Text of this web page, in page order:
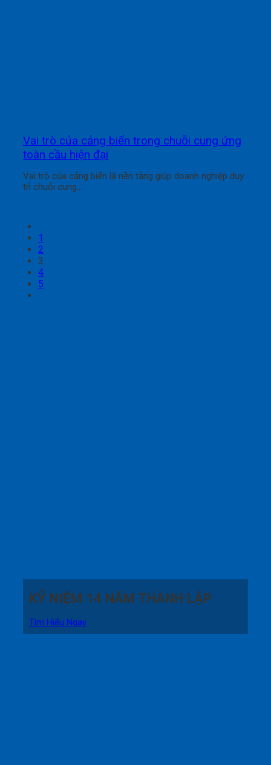
Vai trò của cảng biển trong chuỗi cung ứng
toàn cầu hiện đại
Vai trò của cảng biển là nền tảng giúp doanh nghiệp duy
trì chuỗi cung...
1
2
3
4
5
KỶ NIỆM 14 NĂM THÀNH LẬP
Tìm Hiểu Ngay